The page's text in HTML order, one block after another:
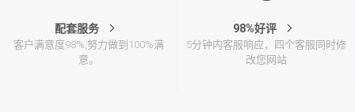
配套服务
客户满意度98%,努力做到100%满
意。
98%好评
5分钟内客服响应，四个客服同时修
改您网站